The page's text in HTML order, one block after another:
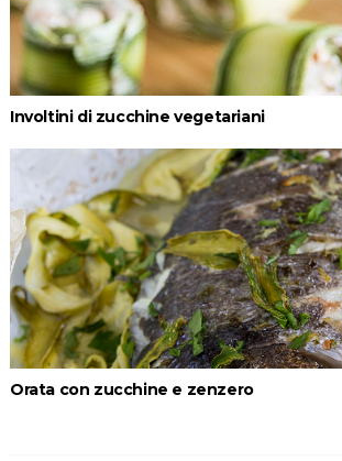
Involtini di zucchine vegetariani
Orata con zucchine e zenzero